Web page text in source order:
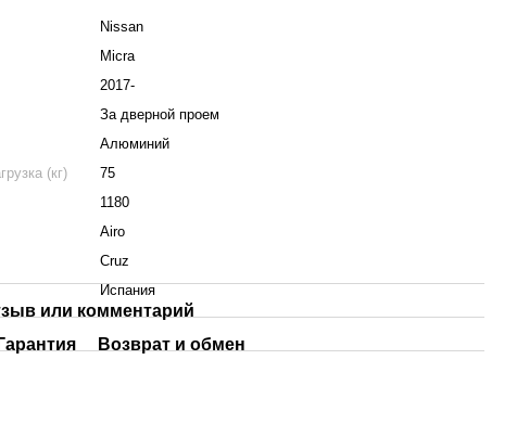
Nissan
Micra
2017-
За дверной проем
Алюминий
(кг)
75
1180
Airo
Cruz
Испания
или комментарий
Гарантия Возврат и обмен